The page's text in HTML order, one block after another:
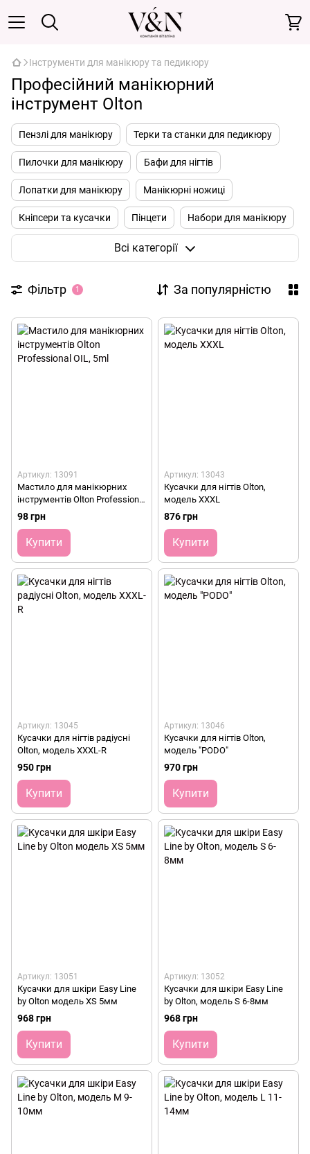
Інструменти для манікюру та педикюру
Професійний манікюрний
інструмент Olton
Пензлі для манікюру Терки та станки для педикюру
Пилочки для манікюру Бафи для нігтів
Лопатки для манікюру Манікюрні ножиці
Кніпсери та кусачки Пінцети Набори для манікюру
Інструменти для подологіїВсі категорії
Фільтр 1 За популярністю
Артикул: 13091
Мастило для манікюрних
інструментів Olton Professional
OIL, 5ml
98 грн
Купити
Артикул: 13043
Кусачки для нігтів Olton,
модель XXXL
876 грн
Купити
Артикул: 13045
Кусачки для нігтів радіусні
Olton, модель XXXL-R
950 грн
Купити
Артикул: 13046
Кусачки для нігтів Olton,
модель "PODO"
970 грн
Купити
Артикул: 13051
Кусачки для шкіри Easy Line
by Olton модель XS 5мм
968 грн
Купити
Артикул: 13052
Кусачки для шкіри Easy Line
by Olton, модель S 6-8мм
968 грн
Купити